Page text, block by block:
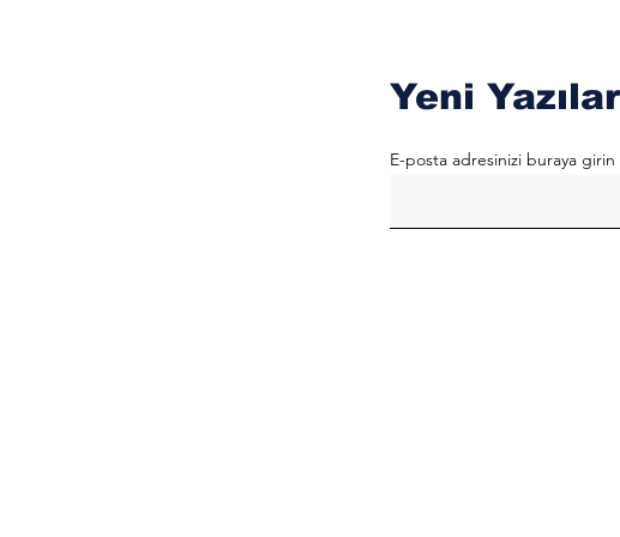
Yeni
E-posta adresinizi buraya girin